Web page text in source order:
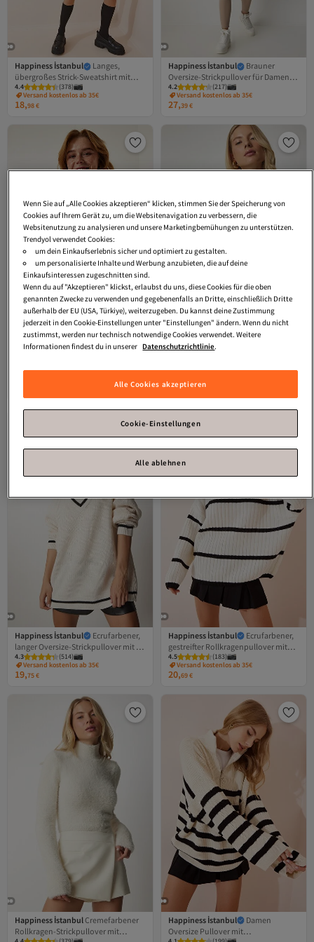
Happiness İstanbul
Langes,
übergroßes Strick-Sweatshirt mit
Knochenstreifen für Damen YY00078
4.4 (378)
Versand kostenlos ab 35€
18,98€
Happiness İstanbul
Brauner
Oversize-Strickpullover für Damen
PN00054
4.2 (217)
Versand kostenlos ab 35€
27,39€
Happiness İstanbul
Damen-
Bonbonrosa PN00054
4.3 (116)
Happiness İstanbul
Rüschendetail für Damen YY00169
4.8 (286)
Versand kostenlos ab 35€
24,15 €
Happiness İstanbul
Ecrufarbener,
langer Oversize-Strickpullover mit V-
Ausschnitt für Damen, BP00140
4.3 (514)
Versand kostenlos ab 35€
19,75€
Happiness İstanbul
Ecrufarbener,
gestreifter Rollkragenpullover mit
Oversize-Strick für Damen DD01143
4.5 (183)
Versand kostenlos ab 35€
20,69€
Happiness İstanbulCremefarbener
Rollkragen-Strickpullover mit
Happiness İstanbul
Damen
Oversize Pullover mit
Wenn Sie auf „Alle Cookies akzeptieren“ klicken, stimmen Sie der Speicherung von
Cookies auf Ihrem Gerät zu, um die Websitenavigation zu verbessern, die
Websitenutzung zu analysieren und unsere Marketingbemühungen zu unterstützen.
Trendyol verwendet Cookies:
um dein Einkaufserlebnis sicher und optimiert zu gestalten.
um personalisierte Inhalte und Werbung anzubieten, die auf deine
Einkaufsinteressen zugeschnitten sind.
Wenn du auf "Akzeptieren" klickst, erlaubst du uns, diese Cookies für die oben
genannten Zwecke zu verwenden und gegebenenfalls an Dritte, einschließlich Dritte
außerhalb der EU (USA, Türkiye), weiterzugeben. Du kannst deine Zustimmung
jederzeit in den Cookie-Einstellungen unter "Einstellungen" ändern. Wenn du nicht
zustimmst, werden nur technisch notwendige Cookies verwendet. Weitere
Informationen findest du in unserer Datenschutzrichtlinie.
Alle Cookies akzeptieren
Cookie-Einstellungen
Alle ablehnen